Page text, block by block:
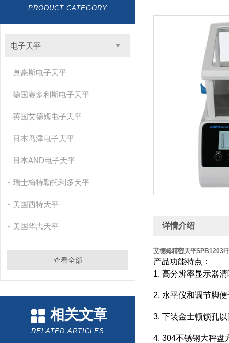
PRODUCT CATEGORY
电子天平
奥豪斯电子天平
德国赛多利斯电子天平
英国艾德姆电子天平
日本岛津电子天平
日本AND电子天平
瑞士梅特勒托利多天平
美国西特天平
美国华志天平
查看全部
相关文章
RELATED ARTICLES
详情介绍
艾德姆精密天平SPB1203i
产品功能特点：
1. 高分辨率显示器
2. 水平仪和调节脚
3. 下装金士顿锁孔
4. 304不锈钢大秤盘